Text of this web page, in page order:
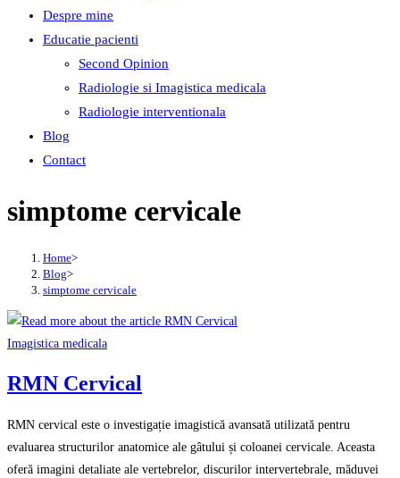
Despre mine
Educatie pacienti
Second Opinion
Radiologie si Imagistica medicala
Radiologie interventionala
Blog
Contact
simptome cervicale
Home>
Blog>
simptome cervicale
Imagistica medicala
RMN Cervical
RMN cervical este o investigație imagistică avansată utilizată pentru
evaluarea structurilor anatomice ale gâtului și coloanei cervicale. Aceasta
oferă imagini detaliate ale vertebrelor, discurilor intervertebrale, măduvei